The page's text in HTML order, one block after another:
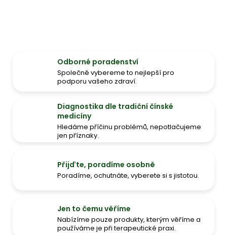
Odborné poradenství
Společně vybereme to nejlepší pro
podporu vašeho zdraví.
Diagnostika dle tradiční čínské
medicíny
Hledáme příčinu problémů, nepotlačujeme
jen příznaky.
Přijďte, poradíme osobně
Poradíme, ochutnáte, vyberete si s jistotou.
Jen to čemu věříme
Nabízíme pouze produkty, kterým věříme a
používáme je při terapeutické praxi.